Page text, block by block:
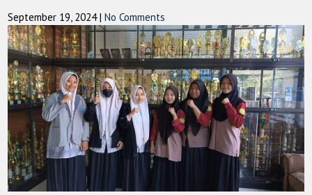
September 19, 2024 |No Comments